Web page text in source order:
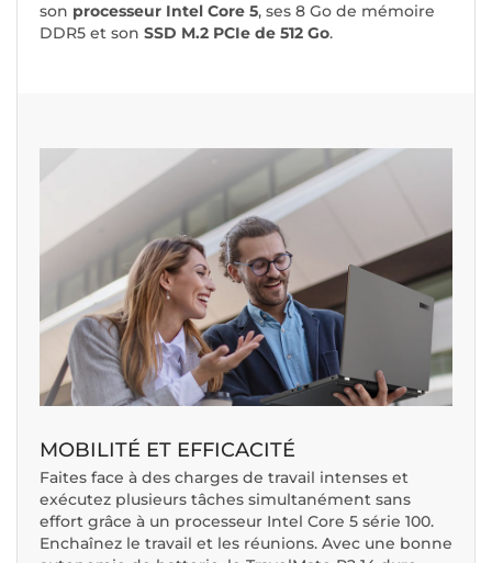
son processeur Intel Core 5, ses 8 Go de mémoire
DDR5 et son SSD M.2 PCIe de 512 Go.
MOBILITÉ ET EFFICACITÉ
Faites face à des charges de travail intenses et
exécutez plusieurs tâches simultanément sans
effort grâce à un processeur Intel Core 5 série 100.
Enchaînez le travail et les réunions. Avec une bonne